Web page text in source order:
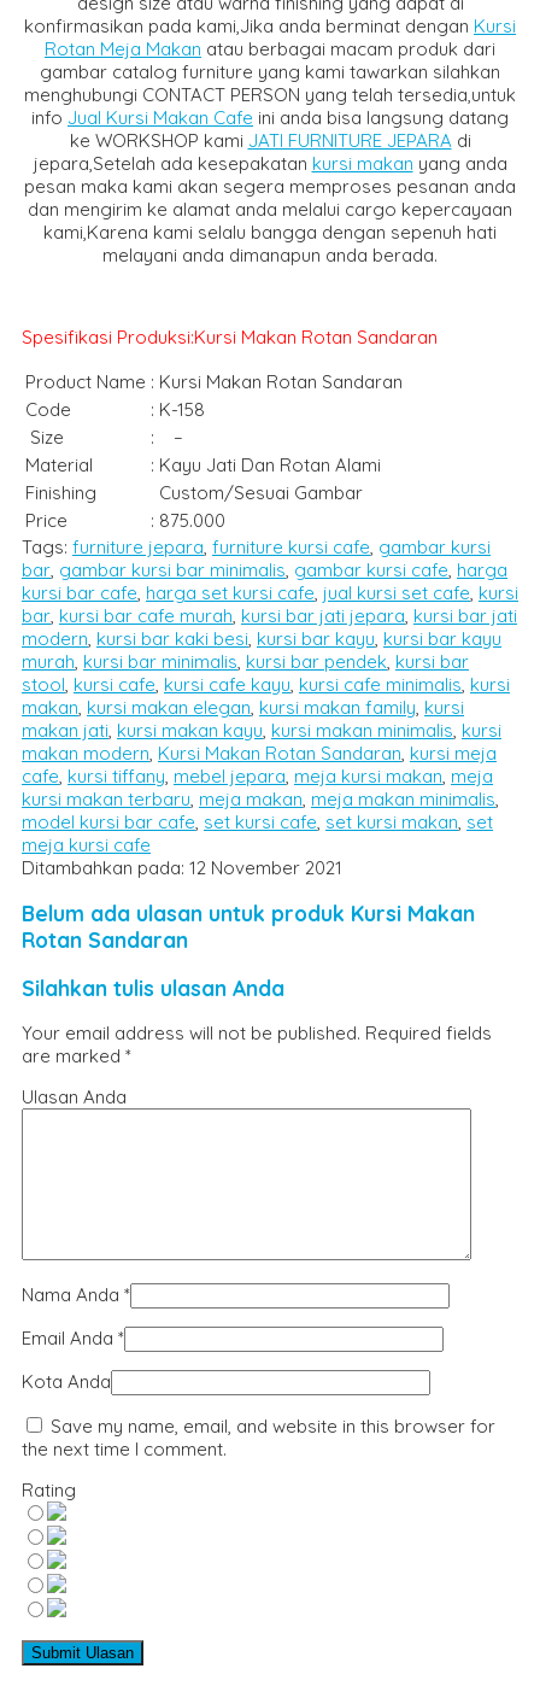
konfirmasikan pada kami,Jika anda berminat dengan Kursi
Rotan Meja Makan atau berbagai macam produk dari
gambar catalog furniture yang kami tawarkan silahkan
menghubungi CONTACT PERSON yang telah tersedia,untuk
info Jual Kursi Makan Cafe ini anda bisa langsung datang
ke WORKSHOP kami JATI FURNITURE JEPARA di
jepara,Setelah ada kesepakatan kursi makan yang anda
pesan maka kami akan segera memproses pesanan anda
dan mengirim ke alamat anda melalui cargo kepercayaan
kami,Karena kami selalu bangga dengan sepenuh hati
melayani anda dimanapun anda berada.
Spesifikasi Produksi:Kursi Makan Rotan Sandaran
Product Name : Kursi Makan Rotan Sandaran
Code
: K-158
Size
:
–
Material
: Kayu Jati Dan Rotan Alami
Finishing
Custom/Sesuai Gambar
Price
: 875.000
Tags: furniture jepara furniture kursi cafe gambar kursi
bar gambar kursi bar minimalis gambar kursi cafe harga
kursi bar cafe harga set kursi cafe jual kursi set cafe kursi
bar kursi bar cafe murah kursi bar jati jepara kursi bar jati
modern kursi bar kaki besi kursi bar kayu kursi bar kayu
murah kursi bar minimalis kursi bar pendek kursi bar
stool kursi cafe kursi cafe kayu kursi cafe minimalis kursi
makan kursi makan elegan kursi makan family kursi
makan jati kursi makan kayu kursi makan minimalis kursi
makan modern Kursi Makan Rotan Sandaran kursi meja
cafe kursi tiffany mebel jepara meja kursi makan meja
kursi makan terbaru meja makan meja makan minimalis
model kursi bar cafe set kursi cafe set kursi makan set
meja kursi cafe
Ditambahkan pada: 12 November 2021
Belum ada ulasan untuk produk Kursi Makan
Rotan Sandaran
Silahkan tulis ulasan Anda
Your email address will not be published. Required fields
are marked *
Ulasan Anda
Nama Anda *
Email Anda *
Kota Anda
Save my name, email, and website in this browser for
the next time I comment.
Rating